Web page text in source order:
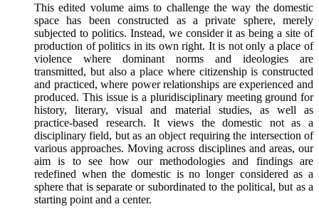
This edited volume aims to challenge the way the domestic
space has been constructed as a private sphere, merely
subjected to politics. Instead, we consider it as being a site of
production of politics in its own right. It is not only a place of
violence where dominant norms and ideologies are
transmitted, but also a place where citizenship is constructed
and practiced, where power relationships are experienced and
produced. This issue is a pluridisciplinary meeting ground for
history, literary, visual and material studies, as well as
practice-based research. It views the domestic not as a
disciplinary field, but as an object requiring the intersection of
various approaches. Moving across disciplines and areas, our
aim is to see how our methodologies and findings are
redefined when the domestic is no longer considered as a
sphere that is separate or subordinated to the political, but as a
starting point and a center.